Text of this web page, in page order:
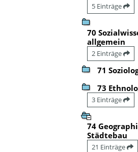
5 Einträge
70
allgemein
2 Einträge
71
73
3 Einträge
74
Städtebau
21 Einträge